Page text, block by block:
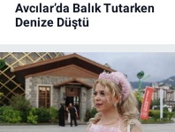
Avcılar’da Balık Tutarken
Denize Düştü